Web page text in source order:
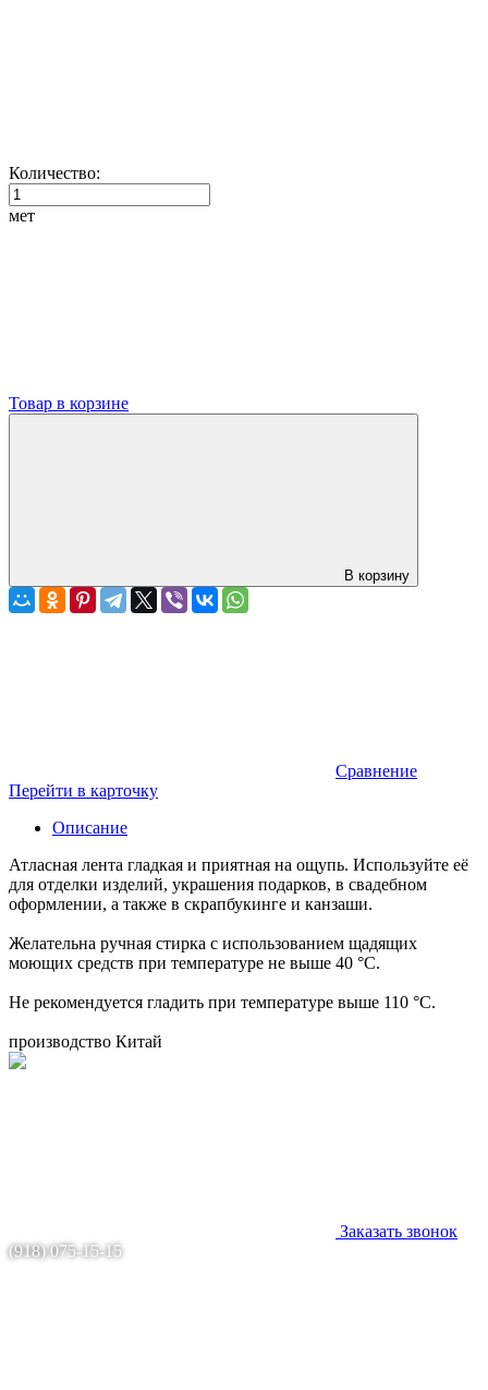
Количество:
мет
Товар в корзине
В корзину
Сравнение
Перейти в карточку
Описание
Атласная лента гладкая и приятная на ощупь. Используйте её
для отделки изделий, украшения подарков, в свадебном
оформлении, а также в скрапбукинге и канзаши.
Желательна ручная стирка с использованием щадящих
моющих средств при температуре не выше 40 °C.
Не рекомендуется гладить при температуре выше 110 °C.
производство Китай
Заказать звонок
(918) 075-15-15